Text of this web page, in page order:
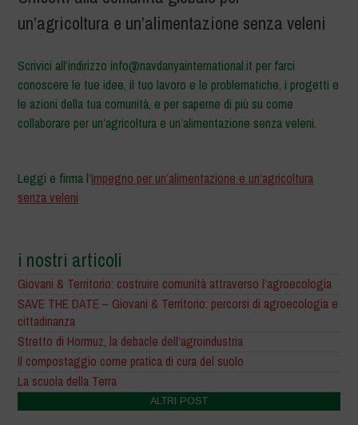
un’agricoltura e un’alimentazione senza veleni
Scrivici all’indirizzo info@navdanyainternational.it per farci
conoscere le tue idee, il tuo lavoro e le problematiche, i progetti e
le azioni della tua comunità, e per saperne di più su come
collaborare per un’agricoltura e un’alimentazione senza veleni.
Leggi e firma l’Impegno per un’alimentazione e un’agricoltura
senza veleni
i nostri articoli
Giovani & Territorio: costruire comunità attraverso l’agroecologia
SAVE THE DATE – Giovani & Territorio: percorsi di agroecologia e
cittadinanza
Stretto di Hormuz, la debacle dell’agroindustria
Il compostaggio come pratica di cura del suolo
La scuola della Terra
ALTRI POST